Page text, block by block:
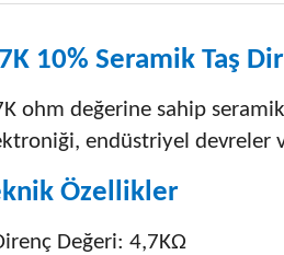
10% Seramik Taş
ohm değerine sahip seramik
endüstriyel devreler
Özellikler
Değeri: 4,7KΩ